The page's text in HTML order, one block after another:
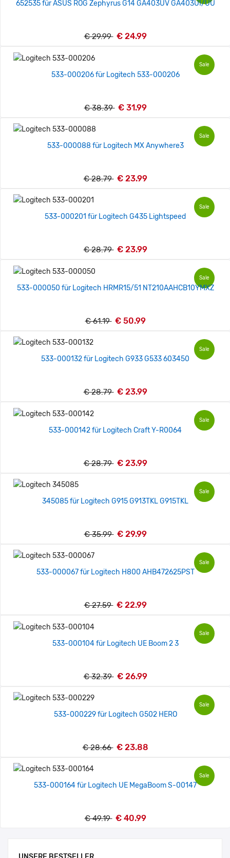
652535 für ASUS ROG Zephyrus G14 GA403UV GA403UI/UU
€ 29.99 € 24.99
Sale
533-000206 für Logitech 533-000206
€ 38.39 € 31.99
Sale
533-000088 für Logitech MX Anywhere3
€ 28.79 € 23.99
Sale
533-000201 für Logitech G435 Lightspeed
€ 28.79 € 23.99
Sale
533-000050 für Logitech HRMR15/51 NT210AAHCB10YMXZ
€ 61.19 € 50.99
Sale
533-000132 für Logitech G933 G533 603450
€ 28.79 € 23.99
Sale
533-000142 für Logitech Craft Y-R0064
€ 28.79 € 23.99
Sale
345085 für Logitech G915 G913TKL G915TKL
€ 35.99 € 29.99
Sale
533-000067 für Logitech H800 AHB472625PST
€ 27.59 € 22.99
Sale
533-000104 für Logitech UE Boom 2 3
€ 32.39 € 26.99
Sale
533-000229 für Logitech G502 HERO
€ 28.66 € 23.88
Sale
533-000164 für Logitech UE MegaBoom S-00147
€ 49.19 € 40.99